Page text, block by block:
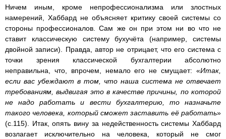
Ничем иным, кроме непрофессионализма или злостных
намерений, Хаббард не объясняет критику своей системы со
стороны профессионалов. Сам же он при этом ни во что не
ставит классическую систему бухучёта (например, системы
двойной записи). Правда, автор не отрицает, что его система с
точки зрения классической бухгалтерии абсолютно
неправильна, что, впрочем, немало его не смущает: «Итак,
если вас убеждают в том, что наша система не отвечает
требованиям, выдвигая это в качестве причины, по которой
не надо работать и вести бухгалтерию, то назначь­те
такого человека, который сможет заставить её работать»
(с.115). Итак, опять вину за недейственность системы Хаббард
возлагает исключительно на человека, который не смог